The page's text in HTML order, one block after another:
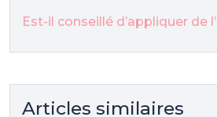
Est-il conseillé d’appliquer de
Articles similaires